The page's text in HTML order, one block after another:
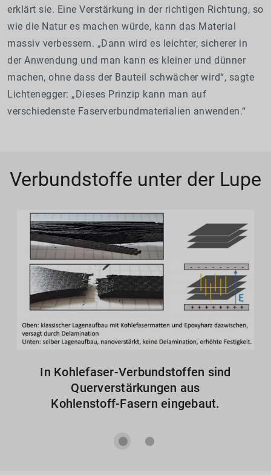
erklärt sie. Eine Verstärkung in der richtigen Richtung, so
wie die Natur es machen würde, kann das Material
massiv verbessern. „Dann wird es leichter, sicherer in
der Anwendung und man kann es kleiner und dünner
machen, ohne dass der Bauteil schwächer wird“, sagte
Lichtenegger: „Dieses Prinzip kann man auf
verschiedenste Faserverbundmaterialien anwenden.“
Verbundstoffe unter der Lupe
In Kohlefaser-Verbundstoffen sind
Querverstärkungen aus
Kohlenstoff-Fasern eingebaut.